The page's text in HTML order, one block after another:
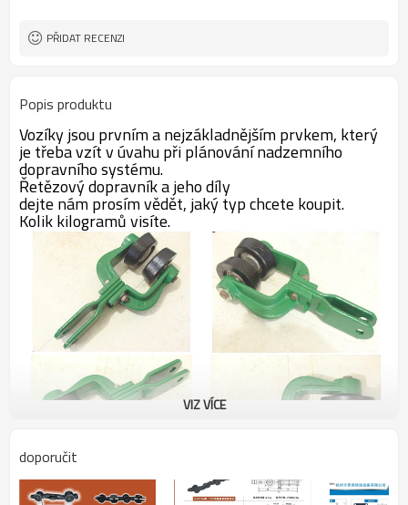
PŘIDAT RECENZI
Popis produktu
Vozíky jsou prvním a nejzákladnějším prvkem, který
je třeba vzít v úvahu při plánování nadzemního
dopravního systému.
Řetězový dopravník a jeho díly
dejte nám prosím vědět, jaký typ chcete koupit.
Kolik kilogramů visíte.
VIZ VÍCE
doporučit